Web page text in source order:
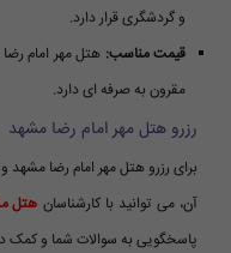
و گردشگری قرار دارد.
قیمت مناسب: هتل مهر امام
مقرون به صرفه ای دارد.
رزرو هتل مهر امام رضا مشهد
برای رزرو هتل مهر امام رضا
آن، می توانید با کارشناسان هتل
پاسخگویی به سوالات شما و کمک